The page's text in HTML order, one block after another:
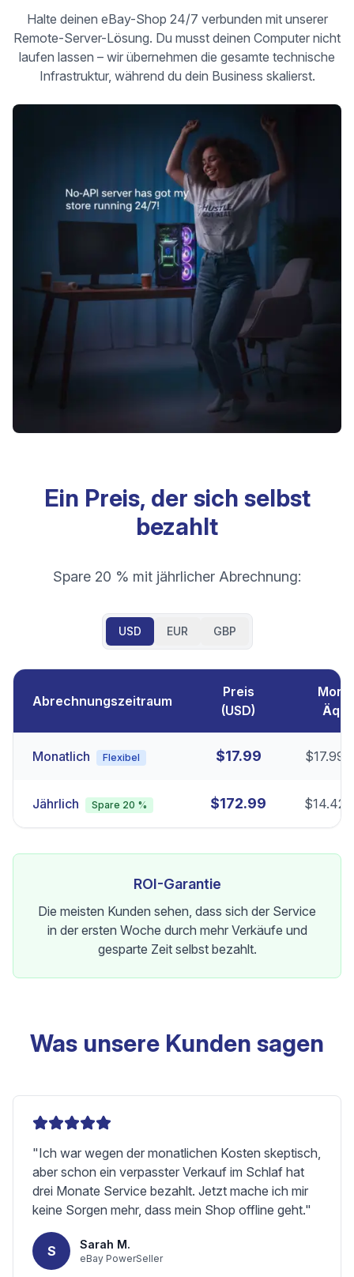
Halte deinen eBay-Shop 24/7 verbunden mit unserer
Remote-Server-Lösung. Du musst deinen Computer nicht
laufen lassen – wir übernehmen die gesamte technische
Infrastruktur, während du dein Business skalierst.
Ein Preis, der sich selbst
bezahlt
Spare 20 % mit jährlicher Abrechnung:
USD EUR GBP
Abrechnungszeitraum
Preis
(USD)
Monatlich Flexibel $17.99 $17.99
Jährlich Spare 20 % $172.99 $14.42
ROI-Garantie
Die meisten Kunden sehen, dass sich der Service
in der ersten Woche durch mehr Verkäufe und
gesparte Zeit selbst bezahlt.
Was unsere Kunden sagen
"Ich war wegen der monatlichen Kosten skeptisch,
aber schon ein verpasster Verkauf im Schlaf hat
drei Monate Service bezahlt. Jetzt mache ich mir
keine Sorgen mehr, dass mein Shop offline geht."
S Sarah M.
eBay PowerSeller